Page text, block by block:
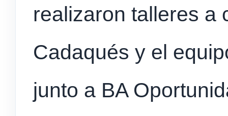
realizaron talleres a
Cadaqués y el
junto a BA